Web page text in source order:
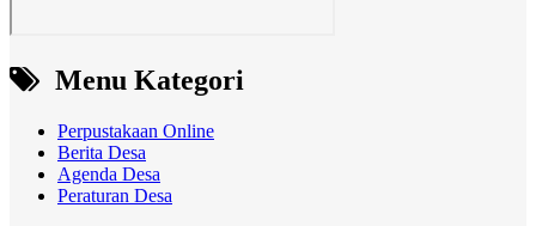
Menu Kategori
Perpustakaan Online
Berita Desa
Agenda Desa
Peraturan Desa